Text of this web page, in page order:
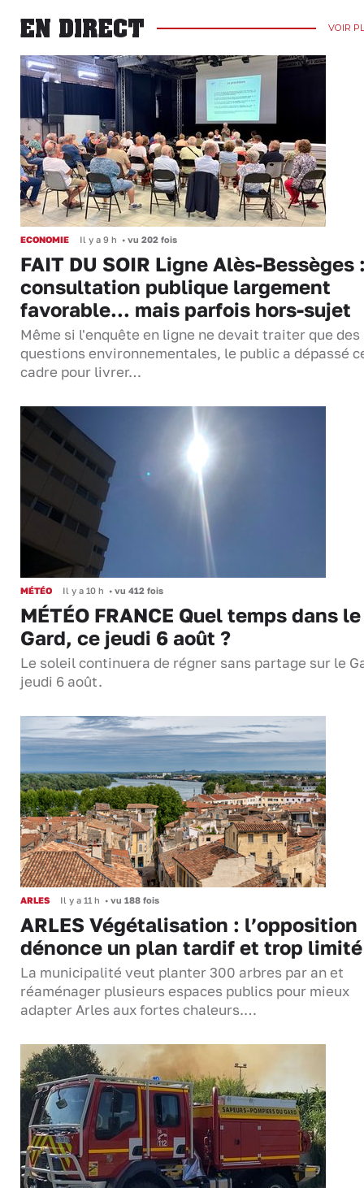
EN DIRECT VOIR
ECONOMIE Il y a 9 h • vu 202 fois
FAIT DU SOIR Ligne Alès-Bessèges
consultation publique largement
favorable... mais parfois hors-sujet
Même si l'enquête en ligne ne devait traiter que des
questions environnementales, le public a dépassé
cadre pour livrer…
MÉTÉO Il y a 10 h • vu 412 fois
MÉTÉO FRANCE Quel temps dans le
Gard, ce jeudi 6 août ?
Le soleil continuera de régner sans partage sur le
jeudi 6 août.
ARLES Il y a 11 h • vu 188 fois
ARLES Végétalisation : l’opposition
dénonce un plan tardif et trop limité
La municipalité veut planter 300 arbres par an et
réaménager plusieurs espaces publics pour mieux
adapter Arles aux fortes chaleurs.…